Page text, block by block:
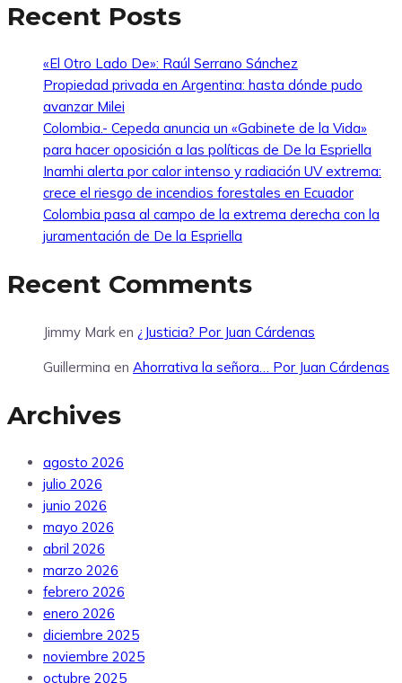
Recent Posts
«El Otro Lado De»: Raúl Serrano Sánchez
Propiedad privada en Argentina: hasta dónde pudo
avanzar Milei
Colombia.- Cepeda anuncia un «Gabinete de la Vida»
para hacer oposición a las políticas de De la Espriella
Inamhi alerta por calor intenso y radiación UV extrema:
crece el riesgo de incendios forestales en Ecuador
Colombia pasa al campo de la extrema derecha con la
juramentación de De la Espriella
Recent Comments
Jimmy Mark en ¿Justicia? Por Juan Cárdenas
Guillermina en Ahorrativa la señora… Por Juan Cárdenas
Archives
agosto 2026
julio 2026
junio 2026
mayo 2026
abril 2026
marzo 2026
febrero 2026
enero 2026
diciembre 2025
noviembre 2025
octubre 2025